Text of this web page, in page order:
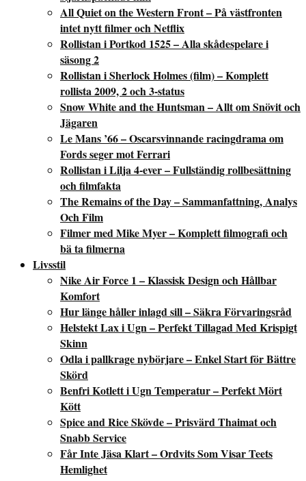
All Quiet on the Western Front – På västfronten
intet nytt filmer och Netflix
Rollistan i Portkod 1525 – Alla skådespelare i
säsong 2
Rollistan i Sherlock Holmes (film) – Komplett
rollista 2009, 2 och 3-status
Snow White and the Huntsman – Allt om Snövit och
Jägaren
Le Mans ’66 – Oscarsvinnande racingdrama om
Fords seger mot Ferrari
Rollistan i Lilja 4-ever – Fullständig rollbesättning
och filmfakta
The Remains of the Day – Sammanfattning, Analys
Och Film
Filmer med Mike Myer – Komplett filmografi och
bä ta filmerna
Livsstil
Nike Air Force 1 – Klassisk Design och Hållbar
Komfort
Hur länge håller inlagd sill – Säkra Förvaringsråd
Helstekt Lax i Ugn – Perfekt Tillagad Med Krispigt
Skinn
Odla i pallkrage nybörjare – Enkel Start för Bättre
Skörd
Benfri Kotlett i Ugn Temperatur – Perfekt Mört
Kött
Spice and Rice Skövde – Prisvärd Thaimat och
Snabb Service
Får Inte Jäsa Klart – Ordvits Som Visar Teets
Hemlighet